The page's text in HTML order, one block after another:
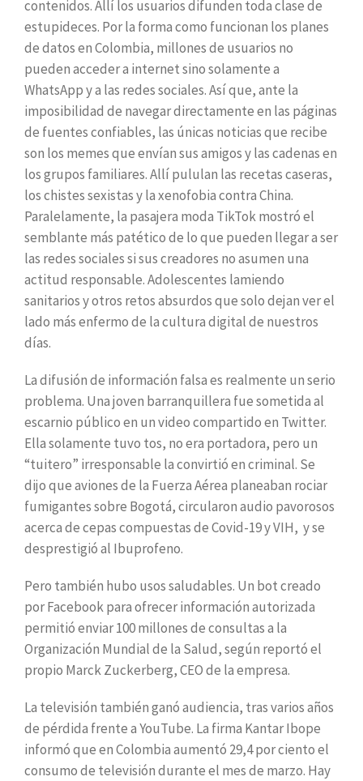
contenidos. Allí los usuarios difunden toda clase de
estupideces. Por la forma como funcionan los planes
de datos en Colombia, millones de usuarios no
pueden acceder a internet sino solamente a
WhatsApp y a las redes sociales. Así que, ante la
imposibilidad de navegar directamente en las páginas
de fuentes confiables, las únicas noticias que recibe
son los memes que envían sus amigos y las cadenas en
los grupos familiares. Allí pululan las recetas caseras,
los chistes sexistas y la xenofobia contra China.
Paralelamente, la pasajera moda TikTok mostró el
semblante más patético de lo que pueden llegar a ser
las redes sociales si sus creadores no asumen una
actitud responsable. Adolescentes lamiendo
sanitarios y otros retos absurdos que solo dejan ver el
lado más enfermo de la cultura digital de nuestros
días.
La difusión de información falsa es realmente un serio
problema. Una joven barranquillera fue sometida al
escarnio público en un video compartido en Twitter.
Ella solamente tuvo tos, no era portadora, pero un
“tuitero” irresponsable la convirtió en criminal. Se
dijo que aviones de la Fuerza Aérea planeaban rociar
fumigantes sobre Bogotá, circularon audio pavorosos
acerca de cepas compuestas de Covid-19 y VIH, y se
desprestigió al Ibuprofeno.
Pero también hubo usos saludables. Un bot creado
por Facebook para ofrecer información autorizada
permitió enviar 100 millones de consultas a la
Organización Mundial de la Salud, según reportó el
propio Marck Zuckerberg, CEO de la empresa.
La televisión también ganó audiencia, tras varios años
de pérdida frente a YouTube. La firma Kantar Ibope
informó que en Colombia aumentó 29,4 por ciento el
consumo de televisión durante el mes de marzo. Hay